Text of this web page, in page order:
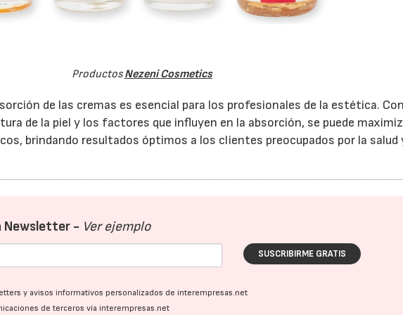
ProductosNezeni Cosmetics
de las cremas es esencial para los profesionales de la estética. Con
de la piel y los factores que influyen en la absorción, se puede
brindando resultados óptimos a los clientes preocupados por la salud
Newsletter - Ver ejemplo
SUSCRIBIRME GRATIS
y avisos informativos personalizados de interempresas.net
de terceros vía interempresas.net